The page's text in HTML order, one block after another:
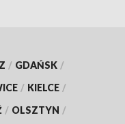
/ GDAŃSK /
/ KIELCE /
/ OLSZTYN /